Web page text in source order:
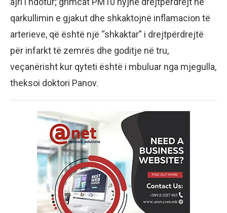
qarkullimin e gjakut dhe shkaktojnë inflamacion të
arterieve, që është një “shkaktar” i drejtpërdrejtë
për infarkt të zemrës dhe goditje në tru,
veçanërisht kur qyteti është i mbuluar nga mjegulla,
theksoi doktori Panov.